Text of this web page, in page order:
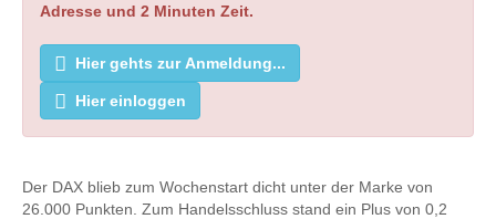
Adresse und 2 Minuten Zeit.
Hier gehts zur Anmeldung...
Hier einloggen
Der DAX blieb zum Wochenstart dicht unter der Marke von
26.000 Punkten. Zum Handelsschluss stand ein Plus von 0,2